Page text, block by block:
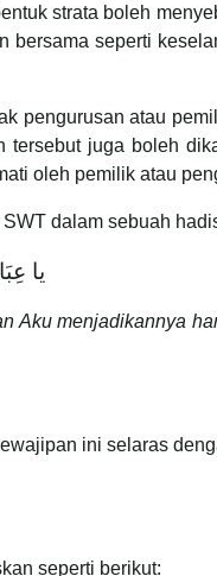
strata boleh
bersama seperti
pengurusan atau
tersebut juga boleh
oleh pemilik atau
dalam sebuah
يا
Aku menjadikannya
ini selaras
seperti berikut: